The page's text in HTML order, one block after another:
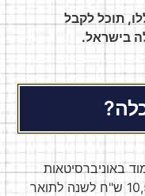
תוכל לקבל
בישראל.
באוניברסיטאות
ציבוריות הוא אחיד ועומד על כ-10,500 ש"ח לשנה לתואר